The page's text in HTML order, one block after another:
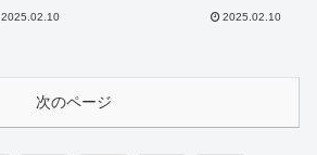
2025.02.10 2025.02.10
次のページ